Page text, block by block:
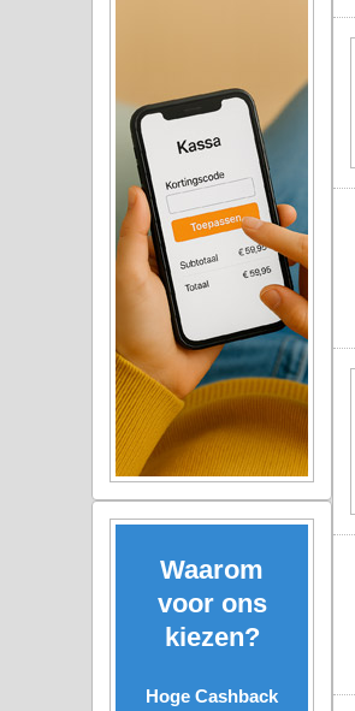
Waarom
voor ons
kiezen?
Hoge Cashback